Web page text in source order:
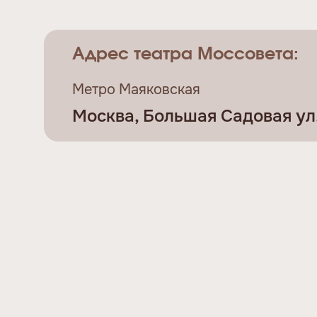
Адрес театра Моссовета:
Метро Маяковская
Москва, Большая Садовая